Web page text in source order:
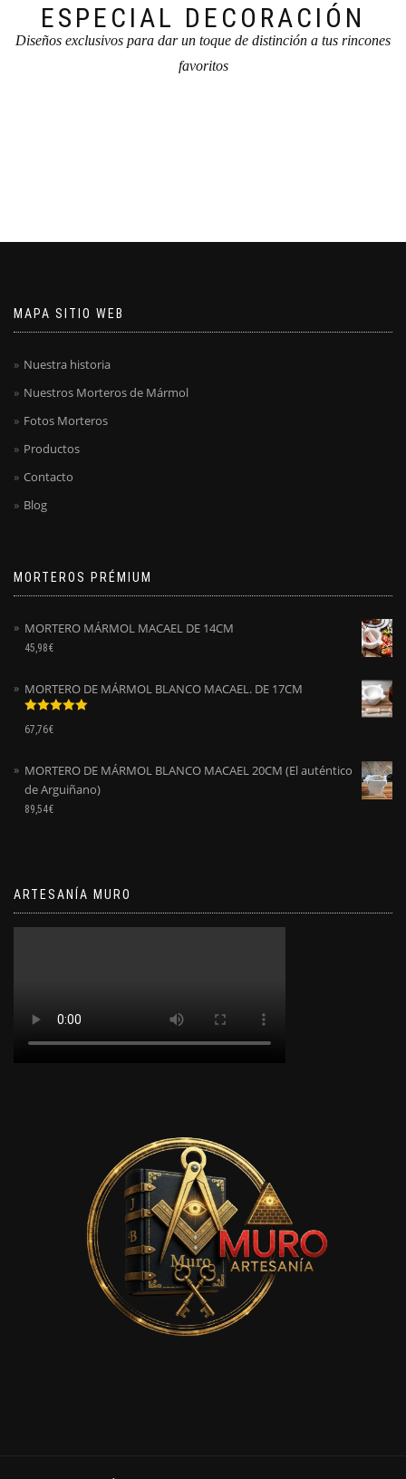
ESPECIAL DECORACIÓN
Diseños exclusivos para dar un toque de distinción a tus rincones
favoritos
MAPA SITIO WEB
Nuestra historia
Nuestros Morteros de Mármol
Fotos Morteros
Productos
Contacto
Blog
MORTEROS PRÉMIUM
MORTERO MÁRMOL MACAEL DE 14CM
45,98€
MORTERO DE MÁRMOL BLANCO MACAEL. DE 17CM
con5.00
67,76€
MORTERO DE MÁRMOL BLANCO MACAEL 20CM (El auténtico
de Arguiñano)
89,54€
ARTESANÍA MURO